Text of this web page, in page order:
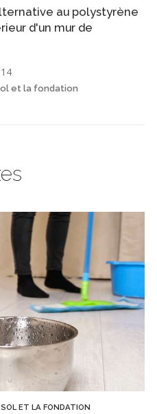
au polystyrène
d'un mur de
et la fondation
ET LA FONDATION